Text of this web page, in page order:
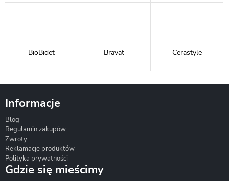
BioBidet Bravat Cerastyle
Informacje
Blog
Regulamin zakupów
Zwroty
Reklamacje produktów
Polityka prywatności
Gdzie się mieścimy